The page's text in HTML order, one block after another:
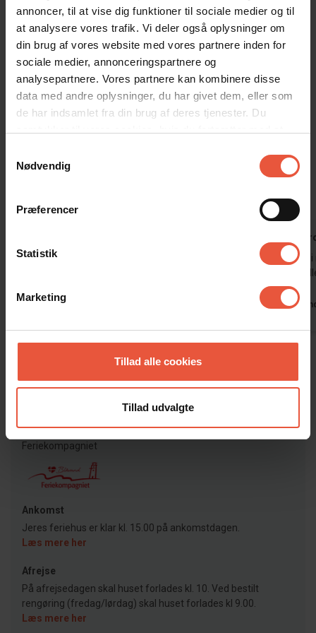
annoncer, til at vise dig funktioner til sociale medier og til
at analysere vores trafik. Vi deler også oplysninger om
din brug af vores website med vores partnere inden for
sociale medier, annonceringspartnere og
analysepartnere. Vores partnere kan kombinere disse
data med andre oplysninger, du har givet dem, eller som
de har indsamlet fra din brug af deres tjenester. Du
Nødvendig
Præferencer
Statistik
Marketing
Tillad alle cookies
Tillad udvalgte
Er lysten mere til historiske seværdigheder, ligger
bunkermuseet Tirpitz få minutters kørsel fra sommerhuset. Her
fortælles historier relateret til 2. verdenskrig. Museet har
periodiske og faste udstillinger. Så hvorfor ikke dykke ned i
historien om det utal af bunkers der ligger på den jyske vestkyst?
Velkommen til en uforglemmelig ferie på Solhaven 26.
Gæsterne siger
4,6 • 16 Bedømmelser
Huset er meget smukt og møbleret med
Tyskland
Jennifer
Smukt hus i
af
Lejeinformation
Bureau
Feriekompagniet
Ankomst
Jeres feriehus er klar kl. 15.00 på ankomstdagen.
Læs mere her
Afrejse
På afrejsedagen skal huset forlades kl. 10. Ved bestilt
rengøring (fredag/lørdag) skal huset forlades kl 9.00.
Læs mere her